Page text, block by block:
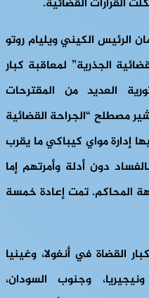
الرئيس الكيني ويليام روتو
الجذرية” لمعاقبة كبار
العديد من المقترحات
مصطلح “الجراحة القضائية
إدارة مواي كيباكي ما يقرب
بالفساد دون أدلة وأمرتهم إما
المحاكم. تمت إعادة خمسة
القضاة في أنغولا، وغينيا
ونيجيريا، وجنوب السودان،